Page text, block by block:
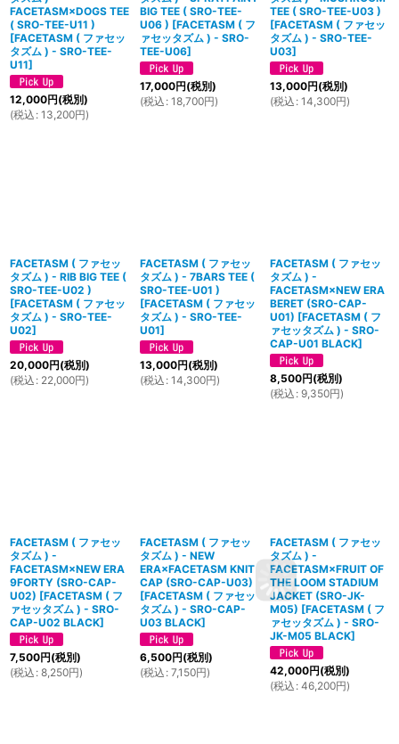
FACETASM×DOGS TEE
( SRO-TEE-U11 )
[FACETASM ( ファセッ
タズム ) - SRO-TEE-
U11]
12,000円(税別)
(税込 : 13,200円)
BIG TEE ( SRO-TEE-
U06 ) [FACETASM ( フ
ァセッタズム ) - SRO-
TEE-U06]
17,000円(税別)
(税込 : 18,700円)
TEE ( SRO-TEE-U03 )
[FACETASM ( ファセッ
タズム ) - SRO-TEE-
U03]
13,000円(税別)
(税込 : 14,300円)
FACETASM ( ファセッ
タズム ) - RIB BIG TEE (
SRO-TEE-U02 )
[FACETASM ( ファセッ
タズム ) - SRO-TEE-
U02]
20,000円(税別)
(税込 : 22,000円)
FACETASM ( ファセッ
タズム ) - 7BARS TEE (
SRO-TEE-U01 )
[FACETASM ( ファセッ
タズム ) - SRO-TEE-
U01]
13,000円(税別)
(税込 : 14,300円)
FACETASM ( ファセッ
タズム ) -
FACETASM×NEW ERA
BERET (SRO-CAP-
U01) [FACETASM ( フ
ァセッタズム ) - SRO-
CAP-U01 BLACK]
8,500円(税別)
(税込 : 9,350円)
FACETASM ( ファセッ
タズム ) -
FACETASM×NEW ERA
9FORTY (SRO-CAP-
U02) [FACETASM ( フ
ァセッタズム ) - SRO-
CAP-U02 BLACK]
7,500円(税別)
(税込 : 8,250円)
FACETASM ( ファセッ
タズム ) - NEW
ERA×FACETASM KNIT
CAP (SRO-CAP-U03)
[FACETASM ( ファセッ
タズム ) - SRO-CAP-
U03 BLACK]
6,500円(税別)
(税込 : 7,150円)
FACETASM ( ファセッ
タズム ) -
FACETASM×FRUIT OF
THE LOOM STADIUM
JACKET (SRO-JK-
M05) [FACETASM ( フ
ァセッタズム ) - SRO-
JK-M05 BLACK]
42,000円(税別)
(税込 : 46,200円)